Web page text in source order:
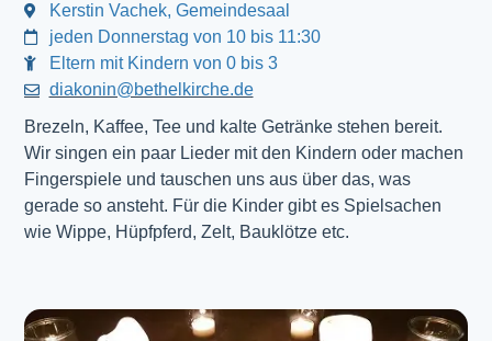
Kerstin Vachek, Gemeindesaal
jeden Donnerstag von 10 bis 11:30
Eltern mit Kindern von 0 bis 3
diakonin@bethelkirche.de
Brezeln, Kaffee, Tee und kalte Getränke stehen bereit.
Wir singen ein paar Lieder mit den Kindern oder machen
Fingerspiele und tauschen uns aus über das, was
gerade so ansteht. Für die Kinder gibt es Spielsachen
wie Wippe, Hüpfpferd, Zelt, Bauklötze etc.